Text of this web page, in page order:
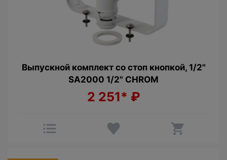
Выпускной комплект со стоп кнопкой, 1/2"
SA2000 1/2" CHROM
2 251* ₽